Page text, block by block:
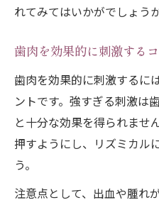
れてみてはいかがでしょうか
歯肉を効果的に刺激する
歯肉を効果的に刺激するに
ントです。強すぎる刺激は
と十分な効果を得られませ
押すようにし、リズミカル
う。
注意点として、出血や腫れ